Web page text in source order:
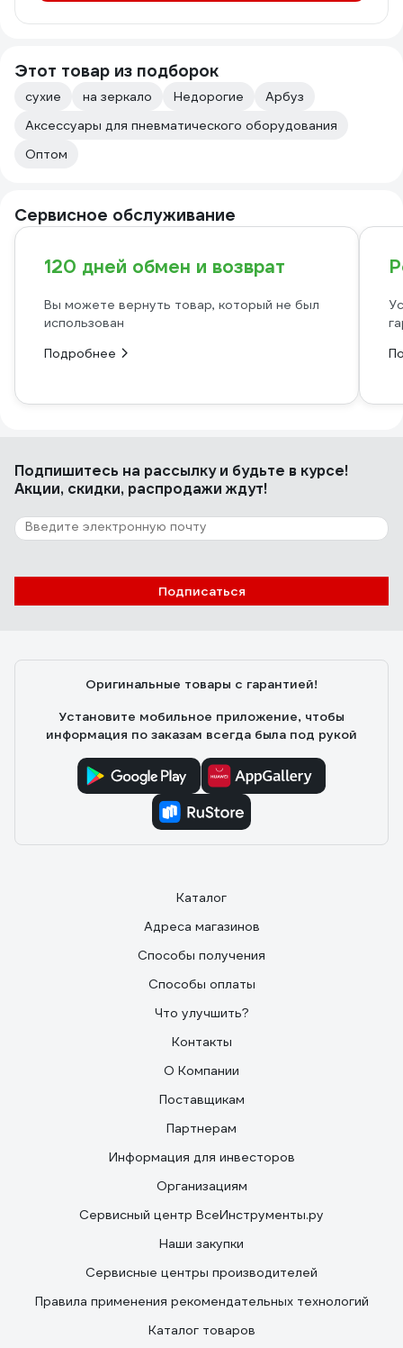
Этот товар из подборок
сухие на зеркало Недорогие
Арбуз
Аксессуары для пневматического оборудования
Оптом
Сервисное обслуживание
120 дней обмен и возврат
Вы можете вернуть товар, который не был
использован
Подробнее
Подпишитесь на рассылкуи будьте в курсе!
Акции, скидки, распродажи ждут!
Подписаться
Оригинальные товары с гарантией!
Установите мобильное приложение, чтобы
информация по заказам всегда была под рукой
Каталог
Адреса магазинов
Способы получения
Способы оплаты
Что улучшить?
Контакты
О Компании
Поставщикам
Партнерам
Информация для инвесторов
Организациям
Сервисный центр ВсеИнструменты.ру
Наши закупки
Сервисные центры производителей
Правила применения рекомендательных технологий
Каталог товаров